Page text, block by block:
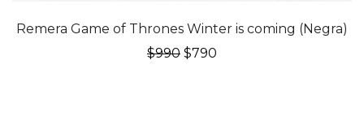
20% OFF
Remera Game of Thrones Winter is coming (Negra)
$990 El
$790